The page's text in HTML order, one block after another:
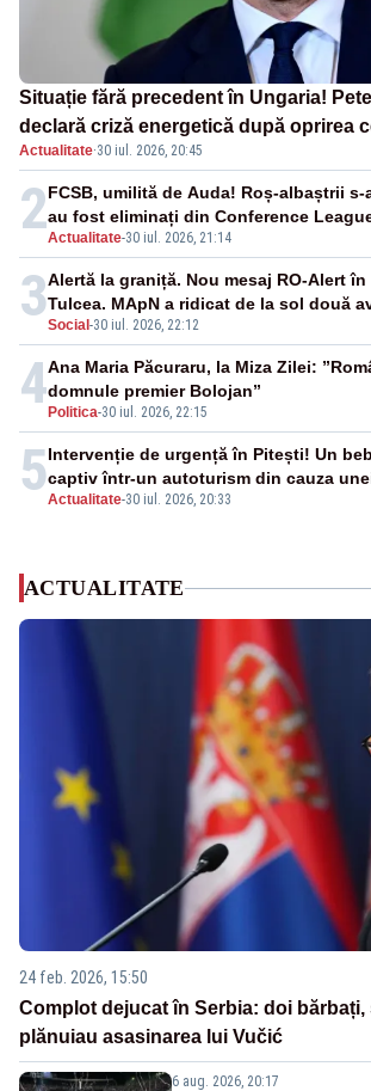
Situație fără precedent în Ungaria!
declară criză energetică după oprirea
Paks
Actualitate·30 iul. 2026, 20:45
2Actualitate-30 iul. 2026, 21:14
FCSB, umilită de Auda! Roș-albaștrii
au fost eliminați din Conference
3Social -30 iul. 2026, 22:12
Alertă la graniță. Nou mesaj RO-Alert
Tulcea. MApN a ridicat de la sol două
4 Politica-30 iul. 2026, 22:15
Ana Maria Păcuraru, la Miza Zilei:
domnule premier Bolojan”
5Actualitate-30 iul. 2026, 20:33
Intervenție de urgență în Pitești! Un
captiv într-un autoturism din cauza
ACTUALITATE
24 feb. 2026, 15:50
Complot dejucat în Serbia: doi
plănuiau asasinarea lui Vučić
6 aug. 2026, 20:17